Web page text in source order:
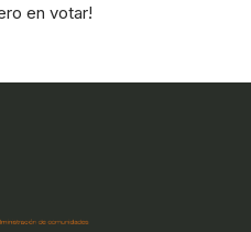
en votar!